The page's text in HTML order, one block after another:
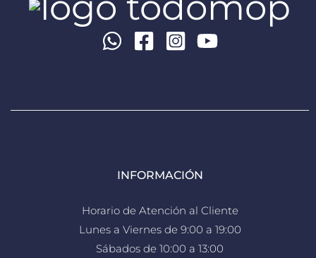
INFORMACIÓN
Horario de Atención al Cliente
Lunes a Viernes de 9:00 a 19:00
Sábados de 10:00 a 13:00